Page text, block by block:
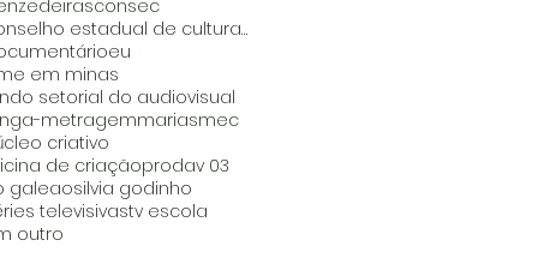
consec
conselho estadual de cultura mg
eu
em minas
setorial do audiovisual
metragemmariasmec
criativo
de criaçãoprodav 03
galeaosilvia godinho
televisivastv escola
outro